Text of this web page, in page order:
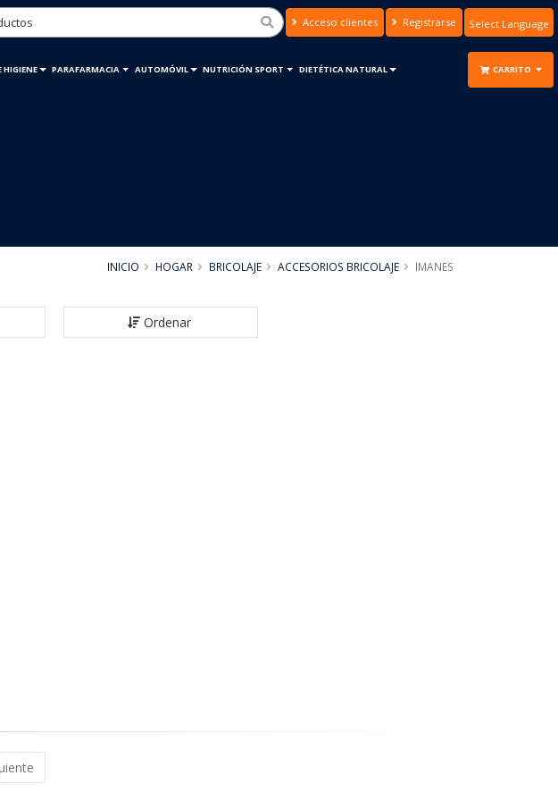
Acceso clientes Registrarse
Translate
HIGIENE PARAFARMACIA AUTOMÓVIL NUTRICIÓN SPORT DIETÉTICA NATURAL CARRITO
INICIO HOGAR BRICOLAJE ACCESORIOS BRICOLAJE IMANES
Ordenar